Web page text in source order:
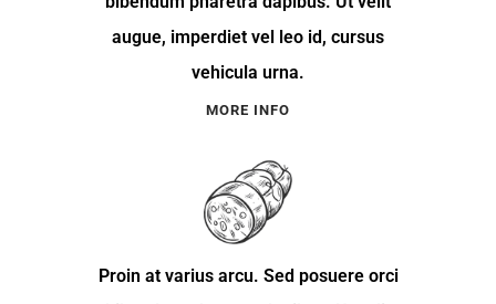
augue, imperdiet vel leo id, cursus
vehicula urna.
MORE INFO
Proin at varius arcu. Sed posuere orci